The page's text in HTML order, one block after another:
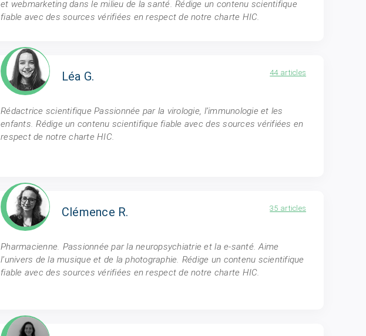
et webmarketing dans le milieu de la santé. Rédige un contenu scientifique
fiable avec des sources vérifiées en respect de notre charte HIC.
Léa G. 44 articles
Rédactrice scientifique Passionnée par la virologie, l’immunologie et les
enfants. Rédige un contenu scientifique fiable avec des sources vérifiées en
respect de notre charte HIC.
Clémence R. 35 articles
Pharmacienne. Passionnée par la neuropsychiatrie et la e-santé. Aime
l’univers de la musique et de la photographie. Rédige un contenu scientifique
fiable avec des sources vérifiées en respect de notre charte HIC.